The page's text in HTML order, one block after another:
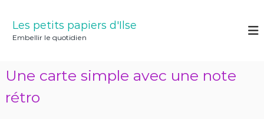
Les petits papiers d'Ilse
Embellir le quotidien
Une carte simple avec une note
rétro